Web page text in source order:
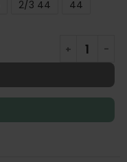
44
44 2/3